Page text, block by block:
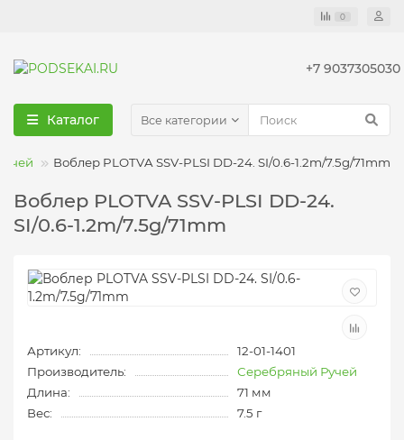
0
+7 9037305030
Каталог Все категории
Воблер PLOTVA SSV-PLSI DD-24. SI/0.6-1.2m/7.5g/71mm
Воблер PLOTVA SSV-PLSI DD-24.
SI/0.6-1.2m/7.5g/71mm
Артикул:
12-01-1401
Производитель:
Серебряный Ручей
Длина:
71 мм
Вес:
7.5 г